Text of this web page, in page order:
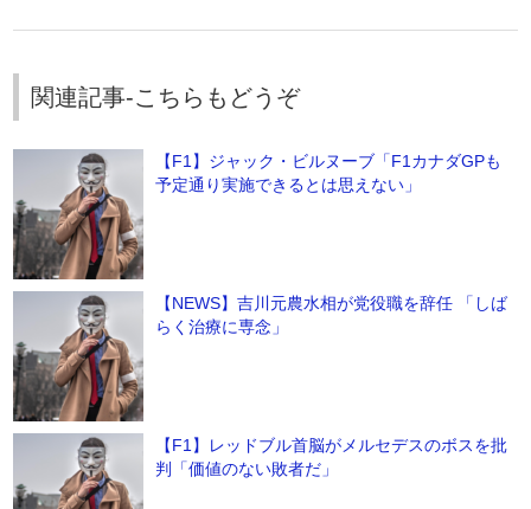
関連記事-こちらもどうぞ
【F1】ジャック・ビルヌーブ「F1カナダGPも
予定通り実施できるとは思えない」
【NEWS】吉川元農水相が党役職を辞任 「しば
らく治療に専念」
【F1】レッドブル首脳がメルセデスのボスを批
判「価値のない敗者だ」